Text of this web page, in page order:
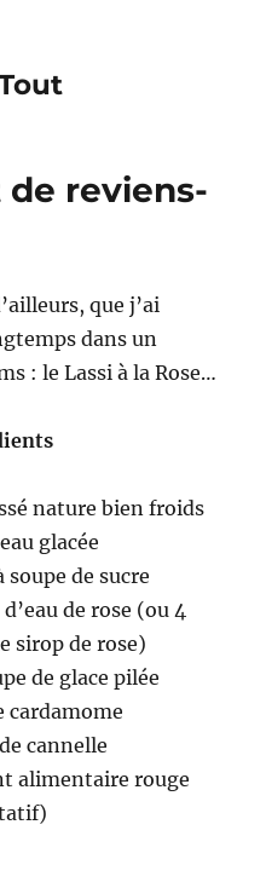
reviens-
que j’ai
dans un
: le Lassi à la Rose…
nature bien froids
glacée
soupe de sucre
de rose (ou 4
sirop de rose)
de glace pilée
cardamome
cannelle
alimentaire rouge